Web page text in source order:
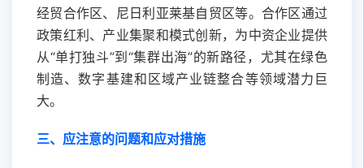
经贸合作区、尼日利亚莱基自贸区等。合作区通过
政策红利、产业集聚和模式创新，为中资企业提供
从“单打独斗”到“集群出海”的新路径，尤其在绿色
制造、数字基建和区域产业链整合等领域潜力巨
大。
三、应注意的问题和应对措施